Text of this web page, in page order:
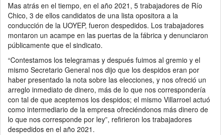
Mas atrás en el tiempo, en el año 2021, 5 trabajadores de Río
Chico, 3 de ellos candidatos de una lista opositora a la
conducción de la UOYEP, fueron despedidos. Los trabajadores
montaron un acampe en las puertas de la fábrica y denunciaron
públicamente que el sindicato.
“Contestamos los telegramas y después fuimos al gremio y el
mismo Secretario General nos dijo que los despidos eran por
haber presentado la nota sobre las elecciones, y nos ofreció un
arreglo inmediato de dinero, más de lo que nos correspondería
con tal de que aceptemos los despidos; el mismo Villarroel actuó
como intermediario de la empresa ofreciéndonos más dinero de
lo que nos corresponde por ley”, refirieron los trabajadores
despedidos en el año 2021.